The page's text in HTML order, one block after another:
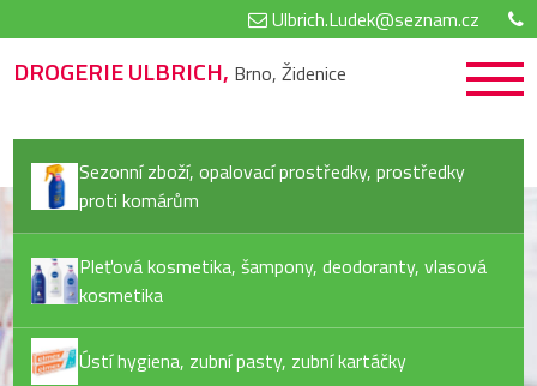
Ulbrich.Ludek@seznam.cz
DROGERIE ULBRICH, Brno, Židenice
Sezonní zboží, opalovací prostředky, prostředky
proti komárům
Pleťová kosmetika, šampony, deodoranty, vlasová
kosmetika
Ústí hygiena, zubní pasty, zubní kartáčky